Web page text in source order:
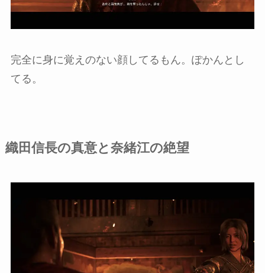
完全に身に覚えのない顔してるもん。ぽかんとし
てる。
織田信長の真意と奈緒江の絶望